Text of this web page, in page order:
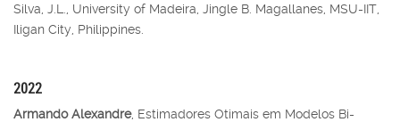
Silva, J.L., University of Madeira, Jingle B. Magallanes, MSU-IIT,
Iligan City, Philippines.
2022
Armando Alexandre, Estimadores Otimais em Modelos Bi-